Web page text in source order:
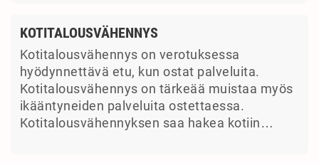
KOTITALOUSVÄHENNYS
Kotitalousvähennys on verotuksessa
hyödynnettävä etu, kun ostat palveluita.
Kotitalousvähennys on tärkeää muistaa myös
ikääntyneiden palveluita ostettaessa.
Kotitalousvähennyksen saa hakea kotiin…